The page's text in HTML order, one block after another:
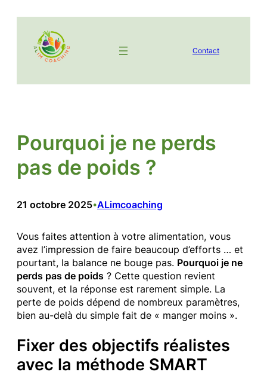
contenu
Contact
Pourquoi je ne perds
pas de poids ?
21 octobre 2025•ALimcoaching
Vous faites attention à votre alimentation, vous
avez l’impression de faire beaucoup d’efforts … et
pourtant, la balance ne bouge pas. Pourquoi je ne
perds pas de poids ? Cette question revient
souvent, et la réponse est rarement simple. La
perte de poids dépend de nombreux paramètres,
bien au-delà du simple fait de « manger moins ».
Fixer des objectifs réalistes
avec la méthode SMART